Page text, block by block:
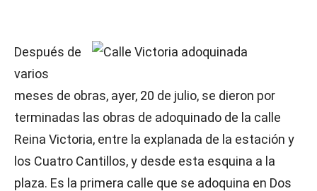
Después de
varios
meses de obras, ayer, 20 de julio, se dieron por
terminadas las obras de adoquinado de la calle
Reina Victoria, entre la explanada de la estación y
los Cuatro Cantillos, y desde esta esquina a la
plaza. Es la primera calle que se adoquina en Dos